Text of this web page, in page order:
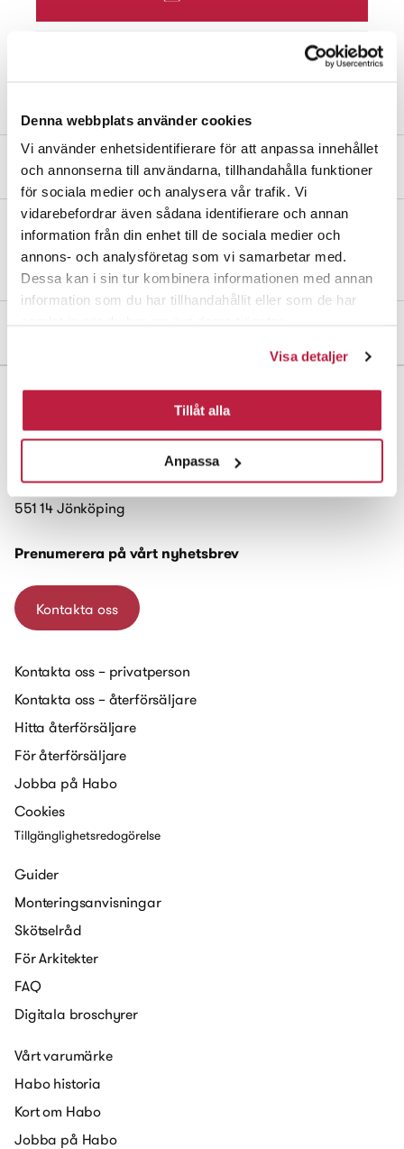
Denna webbplats använder cookies
Vi använder enhetsidentifierare för att anpassa innehållet
och annonserna till användarna, tillhandahålla funktioner
för sociala medier och analysera vår trafik. Vi
vidarebefordrar även sådana identifierare och annan
information från din enhet till de sociala medier och
annons- och analysföretag som vi samarbetar med.
Dessa kan i sin tur kombinera informationen med annan
information som du har tillhandahållit eller som de har
Visa detaljer
Tillåt alla
Anpassa
Produktbeskrivning
Magnetlås av zink. Dragkraft: 8 kg. Längd 46 mm. Bredd 24 mm.
Skruvar medföljer. I förpackning med 2 st.
Box 223
551 14 Jönköping
Prenumerera på vårt nyhetsbrev
Kontakta oss
Kontakta oss – privatperson
Kontakta oss – återförsäljare
Hitta återförsäljare
För återförsäljare
Jobba på Habo
Cookies
Tillgänglighetsredogörelse
Guider
Monteringsanvisningar
Skötselråd
För Arkitekter
FAQ
Digitala broschyrer
Vårt varumärke
Habo historia
Kort om Habo
Jobba på Habo